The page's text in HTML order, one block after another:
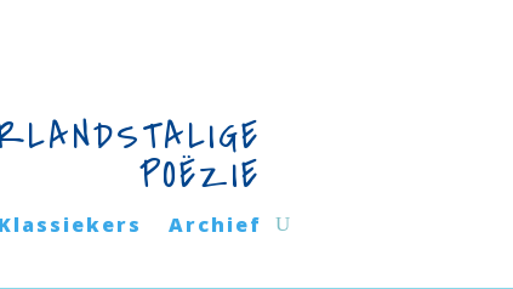
POËZIE
Klassiekers Archief